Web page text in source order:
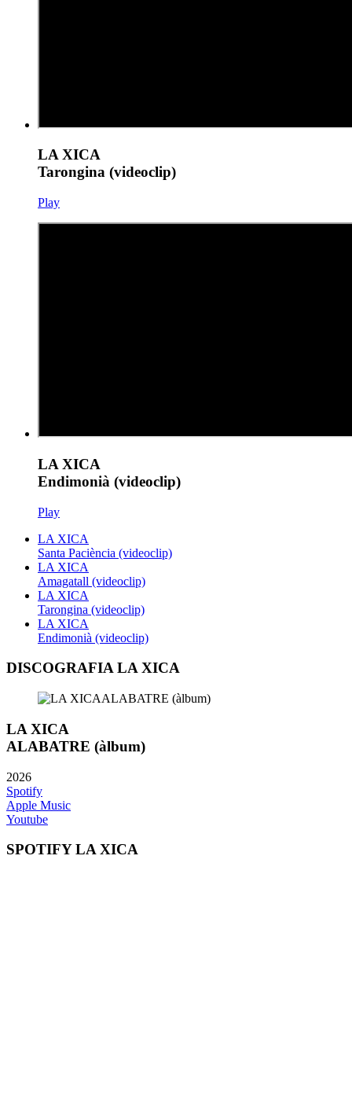
LA XICA
Tarongina (videoclip)
Play
LA XICA
Endimonià (videoclip)
Play
LA XICA
Santa Paciència (videoclip)
LA XICA
Amagatall (videoclip)
LA XICA
Tarongina (videoclip)
LA XICA
Endimonià (videoclip)
DISCOGRAFIA LA XICA
LA XICA
ALABATRE (àlbum)
2026
Spotify
Apple Music
Youtube
SPOTIFY LA XICA